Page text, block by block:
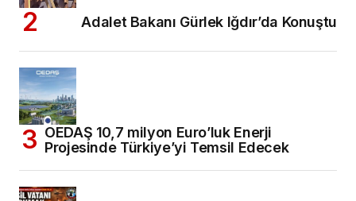
Adalet Bakanı Gürlek Iğdır’da Konuştu
OEDAŞ 10,7 milyon Euro’luk Enerji
Projesinde Türkiye’yi Temsil Edecek